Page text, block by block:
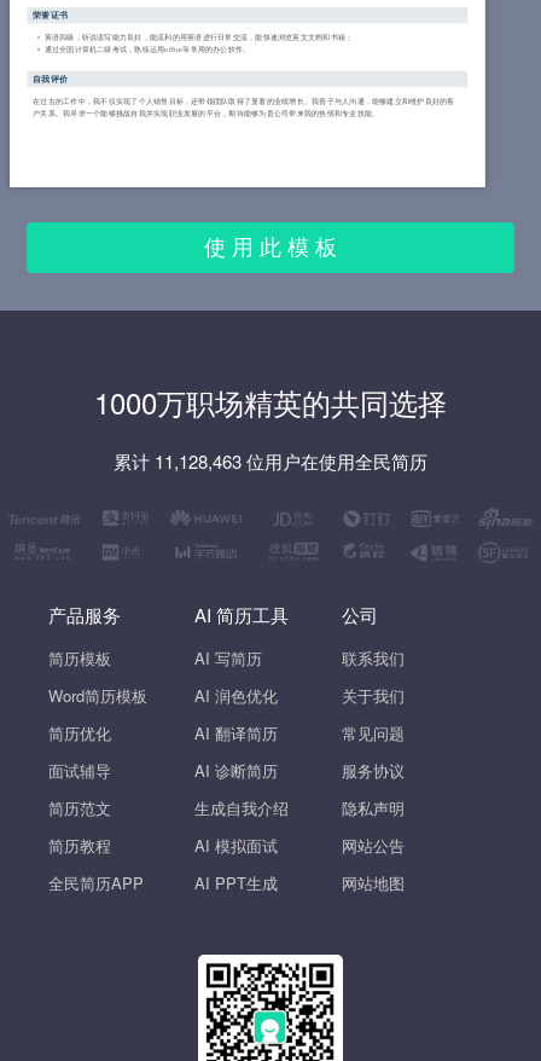
荣誉证书
英语四级，听说读写能力良好，能流利的用英语进行日常交流，能快速浏览英文文档和书籍；
通过全国计算机二级考试，熟练运用office等常用的办公软件。
自我评价
在过去的工作中，我不仅实现了个人销售目标，还带领团队取得了显著的业绩增长。我善于与人沟通，能够建立和维护良好的客
户关系。我寻求一个能够挑战自我并实现职业发展的平台，期待能够为贵公司带来我的热情和专业技能。
使 用 此 模 板
1000万职场精英的共同选择
累计 11,128,463 位用户在使用全民简历
产品服务
简历模板
Word简历模板
简历优化
面试辅导
简历范文
简历教程
全民简历APP
AI 简历工具
AI 写简历
AI 润色优化
AI 翻译简历
AI 诊断简历
生成自我介绍
AI 模拟面试
AI PPT生成
公司
联系我们
关于我们
常见问题
服务协议
隐私声明
网站公告
网站地图